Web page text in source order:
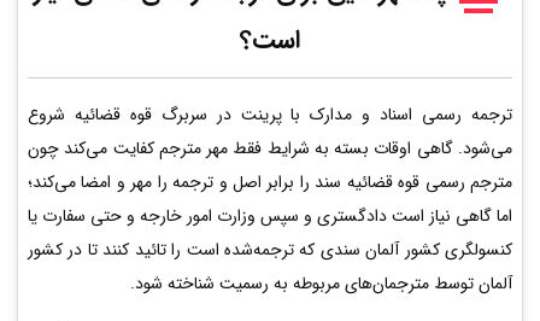
است؟
ترجمه رسمی اسناد و مدارک با پرینت در سربرگ قوه قضائیه شروع
می‌شود. گاهی اوقات بسته به شرایط فقط مهر مترجم کفایت می‌کند چون
مترجم رسمی قوه قضائیه سند را برابر اصل و ترجمه را مهر و امضا می‌کند؛
اما گاهی نیاز است دادگستری و سپس وزارت امور خارجه و حتی سفارت یا
کنسولگری کشور آلمان سندی که ترجمه‌شده است را تائید کنند تا در کشور
آلمان توسط مترجمان‌های مربوطه به رسمیت شناخته شود.